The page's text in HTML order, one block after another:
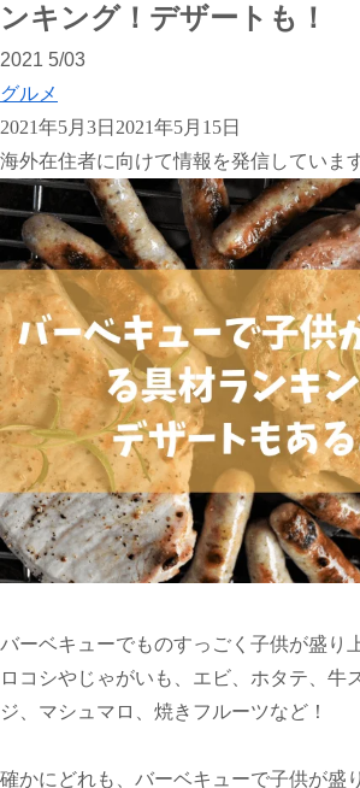
ンキング！デザートも！
2021 5/03
グルメ
2021年5月3日 2021年5月15日
海外在住者に向けて情報を発信しています
バーベキューでものすっごく子供が盛り
ロコシやじゃがいも、エビ、ホタテ、牛
ジ、マシュマロ、焼きフルーツなど！
確かにどれも、バーベキューで子供が盛